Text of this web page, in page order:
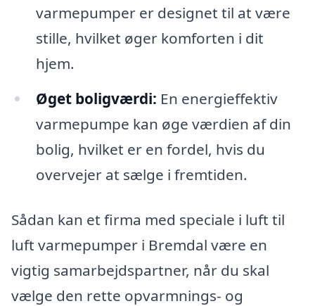
varmepumper er designet til at være
stille, hvilket øger komforten i dit
hjem.
Øget boligværdi: En energieffektiv
varmepumpe kan øge værdien af din
bolig, hvilket er en fordel, hvis du
overvejer at sælge i fremtiden.
Sådan kan et firma med speciale i luft til
luft varmepumper i Bremdal være en
vigtig samarbejdspartner, når du skal
vælge den rette opvarmnings- og